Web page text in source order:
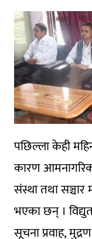
पछिल्ला केही
कारण
संस्था तथा
भएका छन् ।
सूचना प्रवाह,